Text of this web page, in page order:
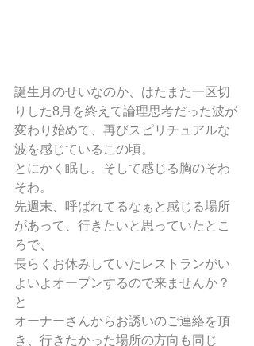
誕生月のせいなのか、はたまた一区切
りした8月を終えて論理思考だった波が
変わり始めて、再びスピリチュアルな
波を感じているこの頃。
とにかく眠し。そして感じる胸のそわ
そわ。
先週末、呼ばれてるなぁと感じる場所
があって、行きたいと思っていたとこ
ろで、
長らくお休みしていたレストランがい
よいよオープンするので来ませんか？
と
オーナーさんからお誘いのご連絡を頂
き、行きたかった場所の方向も同じ